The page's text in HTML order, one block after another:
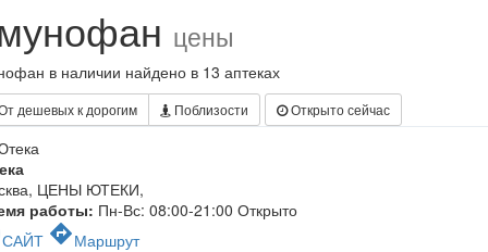
цены
в наличии найдено в 13 аптеках
дешевых к дорогим Поблизости Открыто сейчас
ЦЕНЫ ЮТЕКИ,
работы: Пн-Вс: 08:00-21:00 Открыто
САЙТ directionsМаршрут